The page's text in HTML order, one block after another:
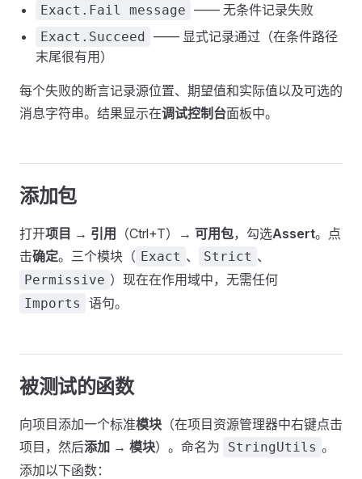
Exact.Fail message —— 无条件记录失败
Exact.Succeed —— 显式记录通过（在条件路径
末尾很有用）
每个失败的断言记录源位置、期望值和实际值以及可选的
消息字符串。结果显示在调试控制台面板中。
添加包
打开项目 → 引用 （Ctrl+T）→ 可用包，勾选Assert。点
击确定。三个模块（ Exact 、 Strict 、
Permissive ）现在在作用域中，无需任何
Imports 语句。
被测试的函数
向项目添加一个标准模块 （在项目资源管理器中右键点击
项目，然后添加 → 模块）。命名为 StringUtils 。
添加以下函数：